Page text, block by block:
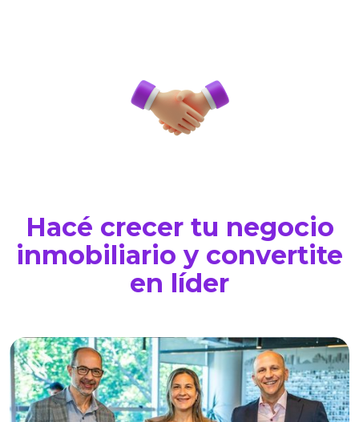
Hacé crecer tu negocio
inmobiliario y convertite
en líder